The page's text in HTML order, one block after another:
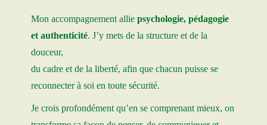
Mon accompagnement alliepsychologie, pédagogie
et authenticité. J’y mets de la structure et de la
douceur,
du cadre et de la liberté, afin que chacun puisse se
reconnecter à soi en toute sécurité.
Je crois profondément qu’en se comprenant mieux, on